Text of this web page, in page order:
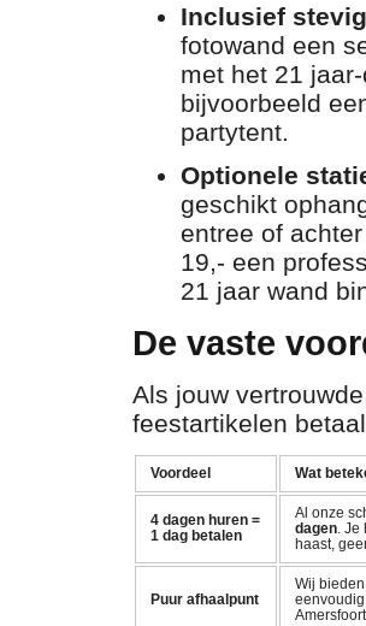
Inclusief
fotowand een
met het 21
bijvoorbeeld
partytent.
Optionele
geschikt
entree of
19,- een
21 jaar wand
De vaste
Als jouw
feestartikelen
Voordeel Wat
4 dagen huren =
1 dag betalen
Al onze
dagen. Je
haast,
Puur afhaalpunt
Wij